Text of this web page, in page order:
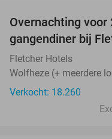
Overnachting
gangendiner bij
Fletcher Hotels
Wolfheze (+ meerdere
Verkocht: 18.260